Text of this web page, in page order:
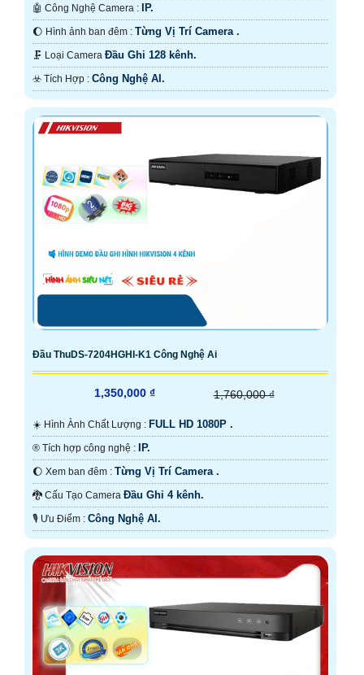
🤖️ Công Nghệ Camera : IP.
🌔 Hình ảnh ban đêm : Từng Vị Trí Camera .
🗜️ Loại Camera Đầu Ghi 128 kênh.
️☣️ Tích Hợp : Công Nghệ AI.
Đầu ThuDS-7204HGHI-K1 Công Nghệ Ai
1,350,000 ₫ 1,760,000 ₫
☀️ Hình Ành Chất Lượng : FULL HD 1080P .
®️ Tích hợp công nghệ : IP.
🌔 Xem ban đêm : Từng Vị Trí Camera .
🐉️ Cấu Tạo Camera Đầu Ghi 4 kênh.
️🎙 Ưu Điểm : Công Nghệ AI.